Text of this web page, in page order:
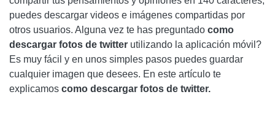
puedes descargar videos e imágenes compartidas por
otros usuarios. Alguna vez te has preguntado como
descargar fotos de twitter utilizando la aplicación móvil?
Es muy fácil y en unos simples pasos puedes guardar
cualquier imagen que desees. En este artículo te
explicamos como descargar fotos de twitter.